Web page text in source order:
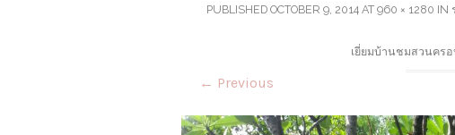
PUBLISHED OCTOBER 9, 2014AT 960 × 1280 IN
เยี่ยมบ้านชมสวนครอ
← Previous